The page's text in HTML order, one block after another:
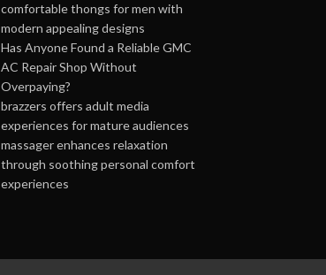
comfortable thongs for men with
modern appealing designs
Has Anyone Found a Reliable GMC
AC Repair Shop Without
Overpaying?
brazzers offers adult media
experiences for mature audiences
massager enhances relaxation
through soothing personal comfort
experiences